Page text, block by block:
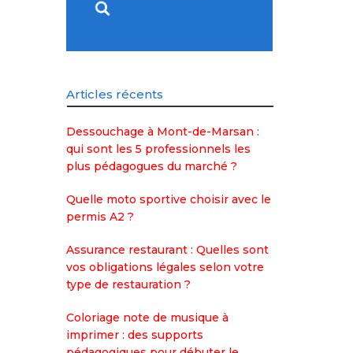
Articles récents
Dessouchage à Mont-de-Marsan :
qui sont les 5 professionnels les
plus pédagogues du marché ?
Quelle moto sportive choisir avec le
permis A2 ?
Assurance restaurant : Quelles sont
vos obligations légales selon votre
type de restauration ?
Coloriage note de musique à
imprimer : des supports